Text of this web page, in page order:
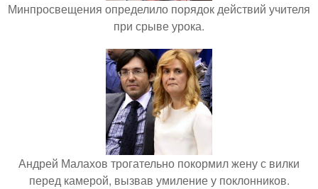
Минпросвещения определило порядок действий учителя
при срыве урока.
Андрей Малахов трогательно покормил жену с вилки
перед камерой, вызвав умиление у поклонников.